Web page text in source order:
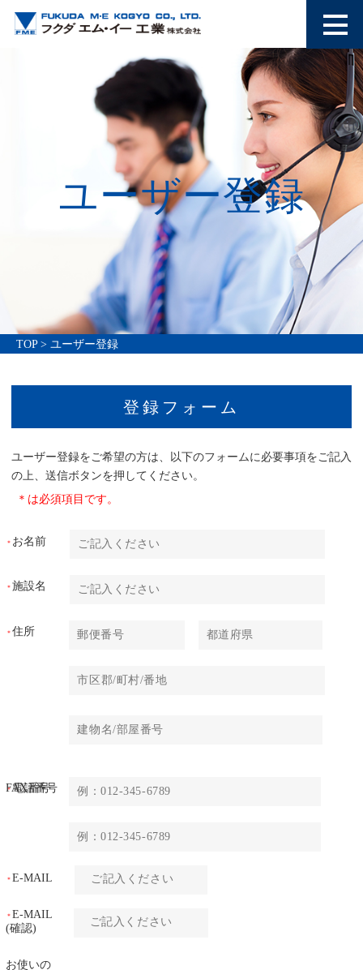
ユーザー登録
TOP > ユーザー登録
登録フォーム
ユーザー登録をご希望の方は、以下のフォームに必要事項をご記入
の上、送信ボタンを押してください。
＊は必須項目です。
＊ お名前
＊ 施設名
＊ 住所
＊電話番号
FAX番号
＊ E-MAIL
＊ E-MAIL
(確認)
お使いの